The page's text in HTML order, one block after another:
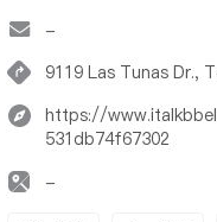
-
9119 Las Tunas Dr.,
https://
531db74f67302
-